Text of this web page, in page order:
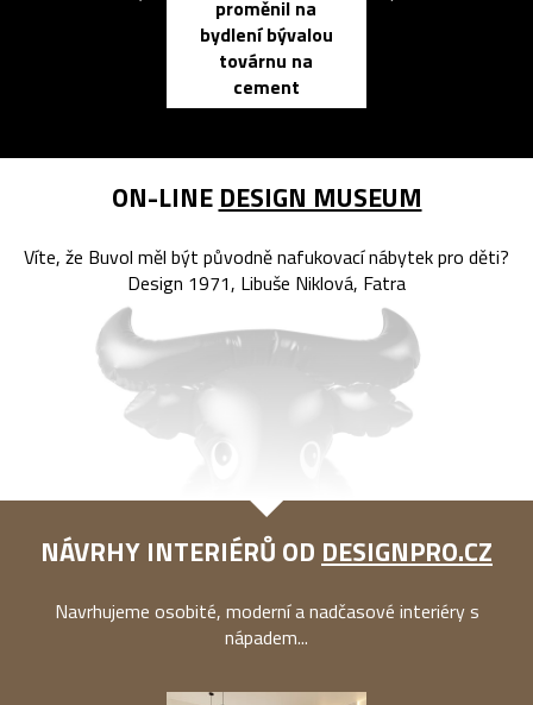
proměnil na
bydlení bývalou
továrnu na
cement
ON-LINE DESIGN MUSEUM
Víte, že Buvol měl být původně nafukovací nábytek pro děti?
Design 1971, Libuše Niklová, Fatra
NÁVRHY INTERIÉRŮ OD DESIGNPRO.CZ
Navrhujeme osobité, moderní a nadčasové interiéry s
nápadem...